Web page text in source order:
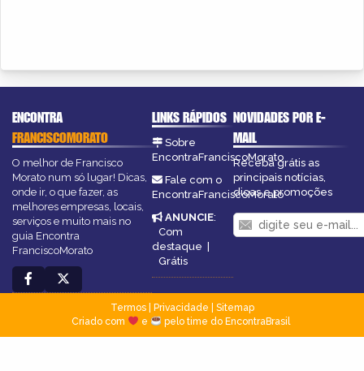
ENCONTRA
FRANCISCOMORATO
O melhor de Francisco
Morato num só lugar! Dicas,
onde ir, o que fazer, as
melhores empresas, locais,
serviços e muito mais no
guia Encontra
FranciscoMorato
LINKS RÁPIDOS
Sobre
EncontraFranciscoMorato
Fale com o
EncontraFranciscoMorato
ANUNCIE:
Com
destaque |
Grátis
NOVIDADES POR E-
MAIL
Receba grátis as
principais notícias,
dicas e promoções
Termos| Privacidade
Sitemap
Criado com
e pelo time do EncontraBrasil